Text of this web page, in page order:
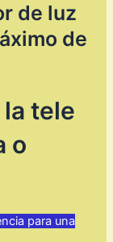
de luz
de
tele
o
para una